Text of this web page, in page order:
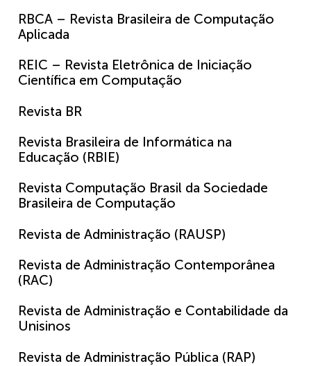
RBCA – Revista Brasileira de Computação
Aplicada
REIC – Revista Eletrônica de Iniciação
Científica em Computação
Revista BR
Revista Brasileira de Informática na
Educação (RBIE)
Revista Computação Brasil da Sociedade
Brasileira de Computação
Revista de Administração (RAUSP)
Revista de Administração Contemporânea
(RAC)
Revista de Administração e Contabilidade da
Unisinos
Revista de Administração Pública (RAP)